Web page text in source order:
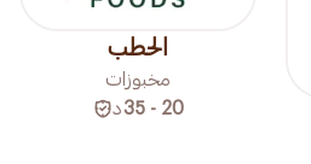
الحطب
مخبوزات
20 - 35
د